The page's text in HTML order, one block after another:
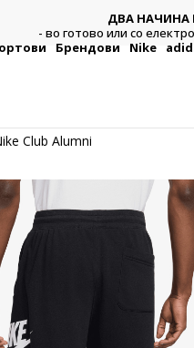
ДВА НАЧИНА
- во готово или со
Брендови Nike
Club Alumni